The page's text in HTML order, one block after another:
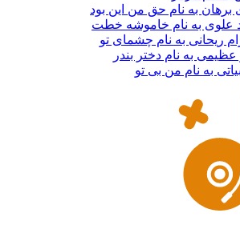
برهان به نام حق من این بود
علوی به نام خاموشه خطت
ریحانی به نام چشمای تو
عظیمی به نام دختر بندر
به نام من بی تو